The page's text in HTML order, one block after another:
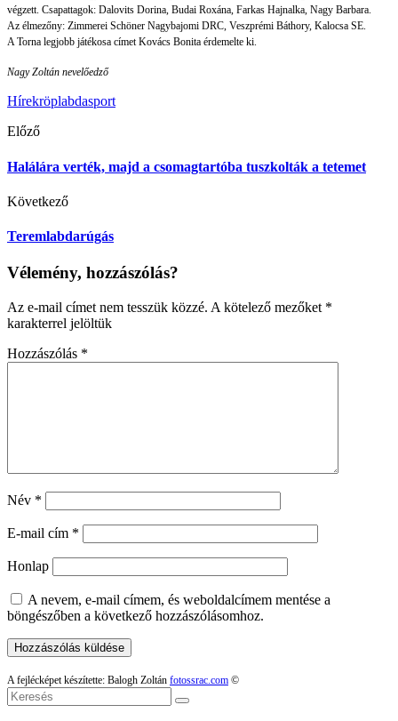
végzett. Csapattagok: Dalovits Dorina, Budai Roxána, Farkas Hajnalka, Nagy Barbara.
Az élmezőny: Zimmerei Schöner Nagybajomi DRC, Veszprémi Báthory, Kalocsa SE.
A Torna legjobb játékosa címet Kovács Bonita érdemelte ki.
Nagy Zoltán nevelőedző
Hírekröplabdasport
Előző
Halálára verték, majd a csomagtartóba tuszkolták a tetemet
Következő
Teremlabdarúgás
Vélemény, hozzászólás?
Az e-mail címet nem tesszük közzé. A kötelező mezőket *
karakterrel jelöltük
Hozzászólás *
Név *
E-mail cím *
Honlap
A nevem, e-mail címem, és weboldalcímem mentése a
böngészőben a következő hozzászólásomhoz.
A fejlécképet készítette: Balogh Zoltán fotossrac.com ©
Keresés